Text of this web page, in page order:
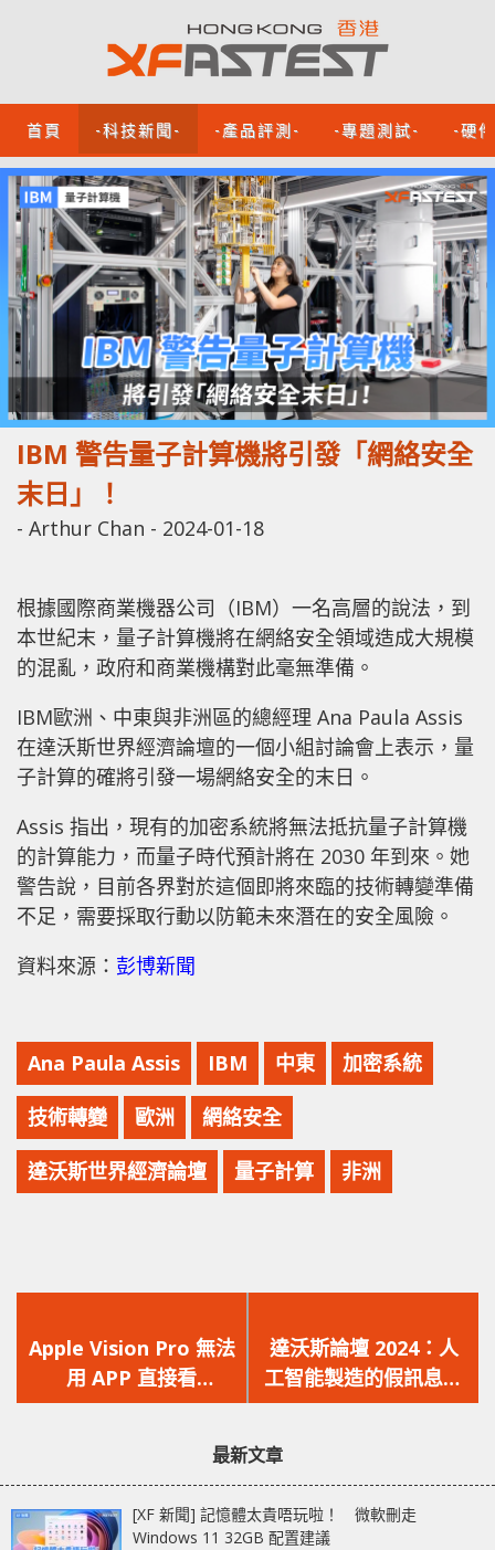
首頁 -科技新聞- -產品評測- -專題測試- -硬
IBM 警告量子計算機將引發「網絡安全
末日」！
- Arthur Chan - 2024-01-18
根據國際商業機器公司（IBM）一名高層的說法，到
本世紀末，量子計算機將在網絡安全領域造成大規模
的混亂，政府和商業機構對此毫無準備。
IBM歐洲、中東與非洲區的總經理 Ana Paula Assis
在達沃斯世界經濟論壇的一個小組討論會上表示，量
子計算的確將引發一場網絡安全的末日。
Assis 指出，現有的加密系統將無法抵抗量子計算機
的計算能力，而量子時代預計將在 2030 年到來。她
警告說，目前各界對於這個即將來臨的技術轉變準備
不足，需要採取行動以防範未來潛在的安全風險。
資料來源： 彭博新聞
Ana Paula Assis IBM 中東 加密系統
技術轉變 歐洲 網絡安全
達沃斯世界經濟論壇 量子計算 非洲
一
篇
文
Apple Vision Pro 無法
用 APP 直接看
Netflix，用戶需透過網
一
篇
文
達沃斯論壇 2024：人
工智能製造的假訊息成
為全球威脅焦點！
最新文章
[XF 新聞] 記憶體太貴唔玩啦！ 微軟刪走
Windows 11 32GB 配置建議